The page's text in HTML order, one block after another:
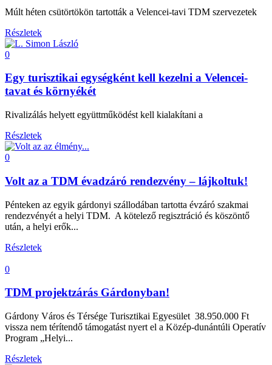
Múlt héten csütörtökön tartották a Velencei-tavi TDM szervezetek
Részletek
0
Egy turisztikai egységként kell kezelni a Velencei-
tavat és környékét
Rivalizálás helyett együttműködést kell kialakítani a
Részletek
0
Volt az a TDM évadzáró rendezvény – lájkoltuk!
Pénteken az egyik gárdonyi szállodában tartotta évzáró szakmai
rendezvényét a helyi TDM. A kötelező regisztráció és köszöntő
után, a helyi erők...
Részletek
0
TDM projektzárás Gárdonyban!
Gárdony Város és Térsége Turisztikai Egyesület 38.950.000 Ft
vissza nem térítendő támogatást nyert el a Közép-dunántúli Operatív
Program „Helyi...
Részletek